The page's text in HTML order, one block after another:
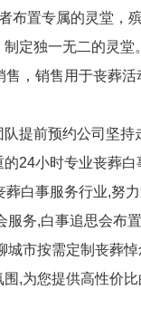
布置专属的灵堂，
定独一无二的灵堂。
，销售用于丧葬活
提前预约公司坚持
24小时专业丧葬白
葬白事服务行业,努
服务,白事追思会布
城市按需定制丧葬
,为您提供高性价